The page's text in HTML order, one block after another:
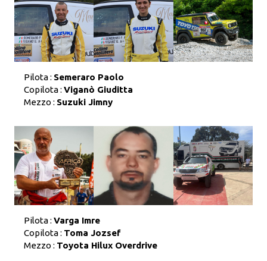
Pilota : Semeraro Paolo
Copilota : Viganò Giuditta
Mezzo : Suzuki Jimny
Pilota : Varga Imre
Copilota : Toma Jozsef
Mezzo : Toyota Hilux Overdrive